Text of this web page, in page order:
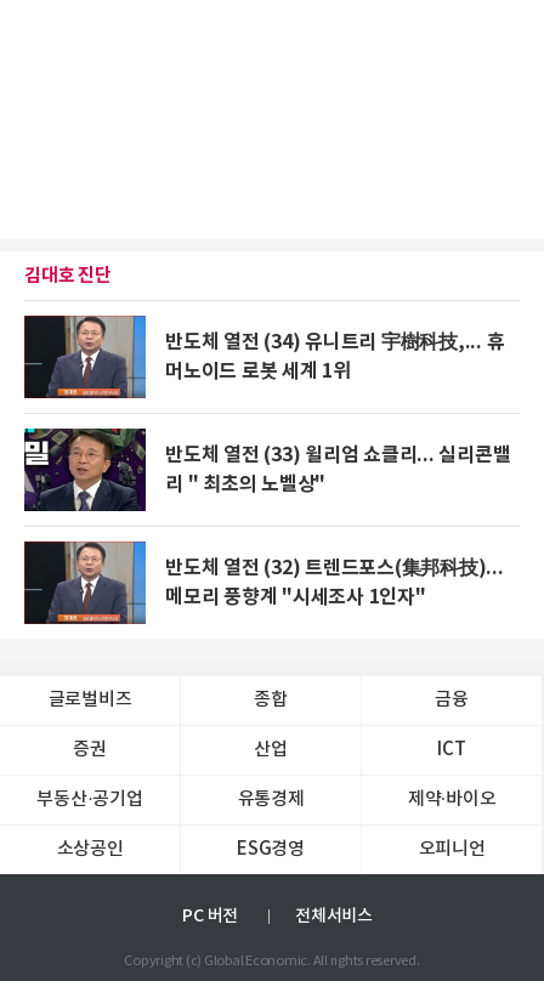
김대호 진단
반도체 열전 (34) 유니트리 宇樹科技,... 휴
머노이드 로봇 세계 1위
반도체 열전 (33) 윌리엄 쇼클리... 실리콘밸
리 " 최초의 노벨상"
반도체 열전 (32) 트렌드포스(集邦科技)...
메모리 풍향계 "시세조사 1인자"
글로벌비즈 종합 금융
증권 산업 ICT
부동산·공기업 유통경제 제약∙바이오
소상공인 ESG경영 오피니언
PC 버전 전체서비스
Copyright (c) Global Economic. All rights reserved.